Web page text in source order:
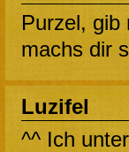
Purzel, gib
machs dir
Luzifel
^^ Ich